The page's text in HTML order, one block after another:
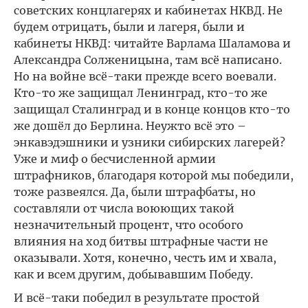
советских концлагерях и кабинетах НКВД. Не
будем отрицать, были и лагеря, были и
кабинеты НКВД: читайте Варлама Шаламова и
Александра Солженицына, там всё написано.
Но на войне всё-таки прежде всего воевали.
Кто-то же защищал Ленинград, кто-то же
защищал Сталинград и в конце концов кто-то
же дошёл до Берлина. Неужто всё это –
энкавэдэшники и узники сибирских лагерей?
Уже и миф о бесчисленной армии
штрафников, благодаря которой мы победили,
тоже развеялся. Да, были штрафбаты, но
составляли от числа воюющих такой
незначительный процент, что особого
влияния на ход битвы штрафные части не
оказывали. Хотя, конечно, честь им и хвала,
как и всем другим, добывавшим Победу.
И всё-таки победил в результате простой